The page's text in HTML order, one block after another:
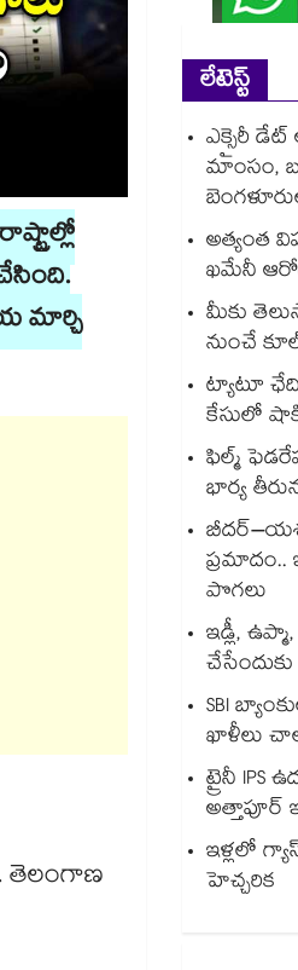
మార్చి
తెలంగాణ
లేటెస్ట్
ఎక్సైరీ
మాంసం,
అత్యంత
ఖమేనీ
మీకు
నుంచే
ట్యాటూ
కేసులో
ఫిల్మ్
భార్య
పొగలు
ఇడ్లీ,
SBI
ఖాళీలు
ట్రైనీ IPS
అత్తాపూర్
ఇళ్లలో
హెచ్చరిక